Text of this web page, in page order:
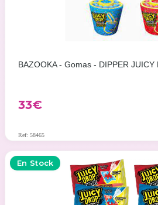
BAZOOKA - Gomas - DIPPER JUICY
33€
Ref: 58465
En Stock